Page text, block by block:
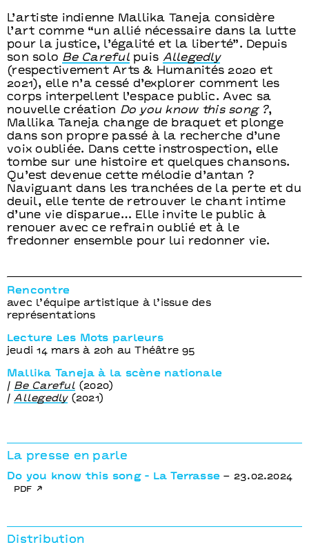
L’artiste indienne Mallika Taneja considère
l’art comme “un allié nécessaire dans la lutte
pour la justice, l’égalité et la liberté”. Depuis
son solo Be Carefulpuis Allegedly
(respectivement Arts & Humanités 2020 et
2021), elle n’a cessé d’explorer comment les
corps interpellent l’espace public. Avec sa
nouvelle création Do you know this song ?,
Mallika Taneja change de braquet et plonge
dans son propre passé à la recherche d’une
voix oubliée. Dans cette instrospection, elle
tombe sur une histoire et quelques chansons.
Qu’est devenue cette mélodie d’antan ?
Naviguant dans les tranchées de la perte et du
deuil, elle tente de retrouver le chant intime
d’une vie disparue… Elle invite le public à
renouer avec ce refrain oublié et à le
fredonner ensemble pour lui redonner vie.
Rencontre
avec l’équipe artistique à l’issue des
représentations
Lecture Les Mots parleurs
jeudi 14 mars à 20h au Théâtre 95
Mallika Taneja à la scène nationale
/ Be Careful(2020)
/Allegedly(2021)
La presse en parle
Do you know this song - La Terrasse – 23.02.2024
pdf
Distribution